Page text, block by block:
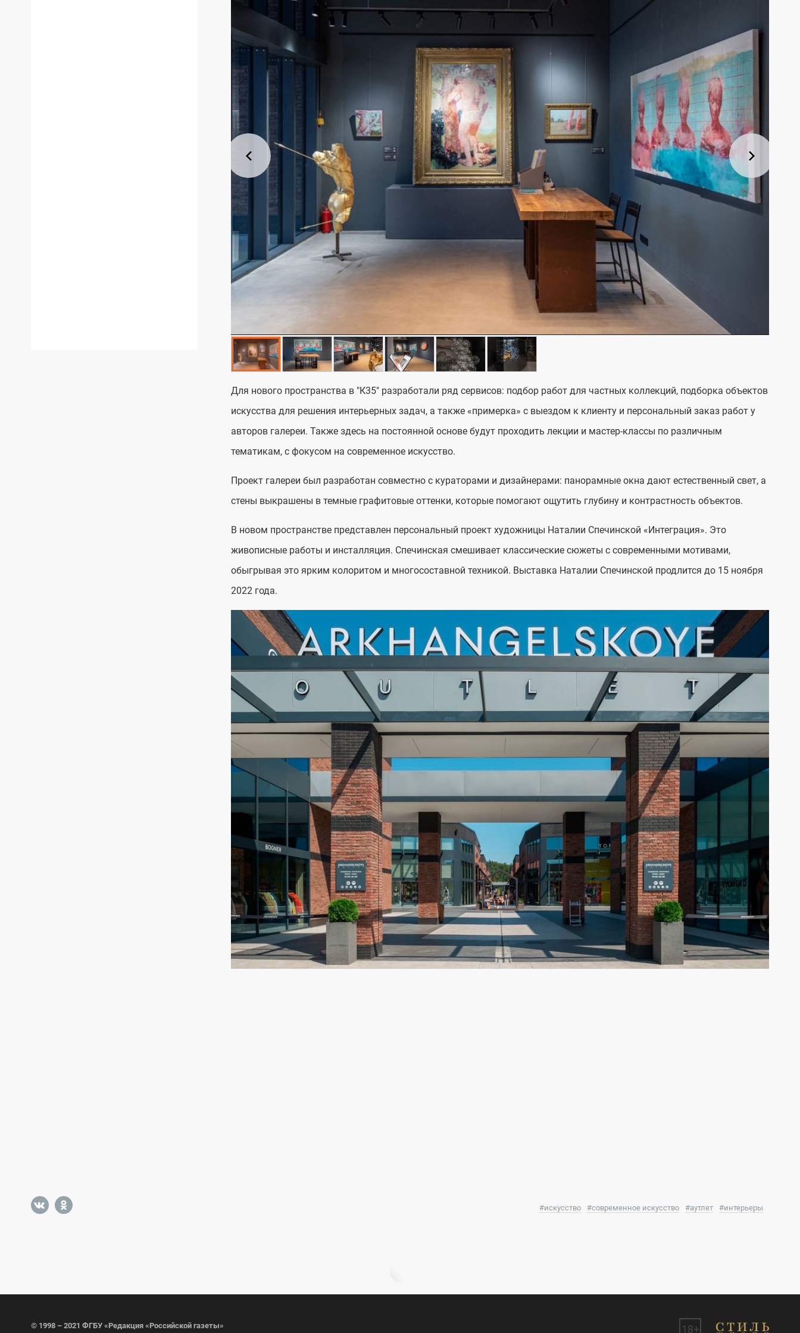
Для нового пространства в "К35" разработали ряд сервисов: подбор работ для частных коллекций, подборка объектов
искусства для решения интерьерных задач, а также «примерка» с выездом к клиенту и персональный заказ работ у
авторов галереи. Также здесь на постоянной основе будут проходить лекции и мастер-классы по различным
тематикам, с фокусом на современное искусство.
Проект галереи был разработан совместно с кураторами и дизайнерами: панорамные окна дают естественный свет, а
стены выкрашены в темные графитовые оттенки, которые помогают ощутить глубину и контрастность объектов.
В новом пространстве представлен персональный проект художницы Наталии Спечинской «Интеграция». Это
живописные работы и инсталляция. Спечинская смешивает классические сюжеты с современными мотивами,
обыгрывая это ярким колоритом и многосоставной техникой. Выставка Наталии Спечинской продлится до 15 ноября
2022 года.
#искусство #современное искусство #аутлет #интерьеры
18+
© 1998 – 2021 ФГБУ «Редакция «Российской газеты»